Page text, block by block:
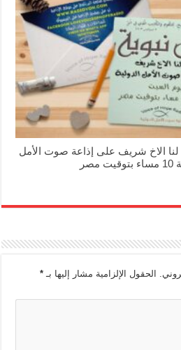
لنا الاخ شريف على إذاعة صوت الأمل
الحقول الإلزامية مشار إليها بـ*